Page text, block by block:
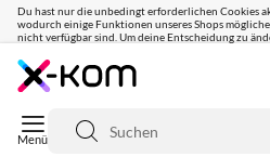
Du hast nur die unbedingt erforderlichen Cookies
wodurch einige Funktionen unseres Shops
nicht verfügbar sind. Um deine Entscheidung zu
Seit 8 Jahren
Suche